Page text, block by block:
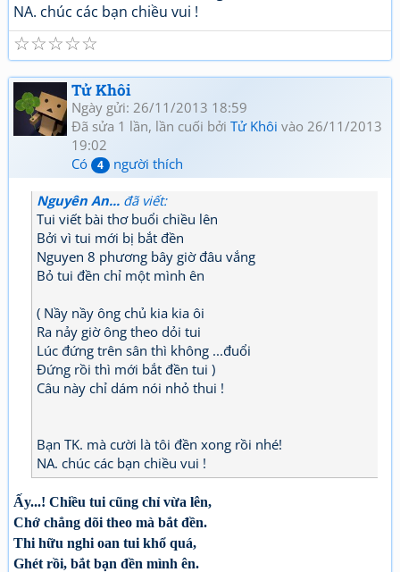
NA. chúc các bạn chiều vui !
☆
☆
☆
☆
☆
Tử Khôi
Ngày gửi: 26/11/2013 18:59
Đã sửa 1 lần, lần cuối bởi Tử Khôi vào 26/11/2013
19:02
Có
4 người thích
Nguyên An... đã viết:
Tui viết bài thơ buổi chiều lên
Bởi vì tui mới bị bắt đền
Nguyen 8 phương bây giờ đâu vắng
Bỏ tui đền chỉ một mình ên
( Nầy nầy ông chủ kia kia ôi
Ra nảy giờ ông theo dỏi tui
Lúc đứng trên sân thì không ...đuổi
Đứng rồi thì mới bắt đền tui )
Câu này chỉ dám nói nhỏ thui !
Bạn TK. mà cười là tôi đền xong rồi nhé!
NA. chúc các bạn chiều vui !
Ấy...! Chiều tui cũng chỉ vừa lên,
Chớ chẳng dõi theo mà bắt đền.
Thi hữu nghi oan tui khổ quá,
Ghét rồi, bắt bạn đền mình ên.